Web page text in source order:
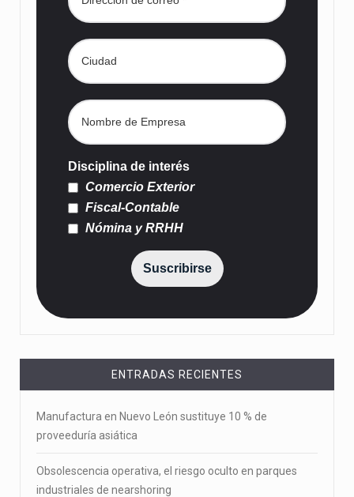
Disciplina de interés
Comercio Exterior
Fiscal-Contable
Nómina y RRHH
Suscribirse
ENTRADAS RECIENTES
Manufactura en Nuevo León sustituye 10 % de
proveeduría asiática
Obsolescencia operativa, el riesgo oculto en parques
industriales de nearshoring